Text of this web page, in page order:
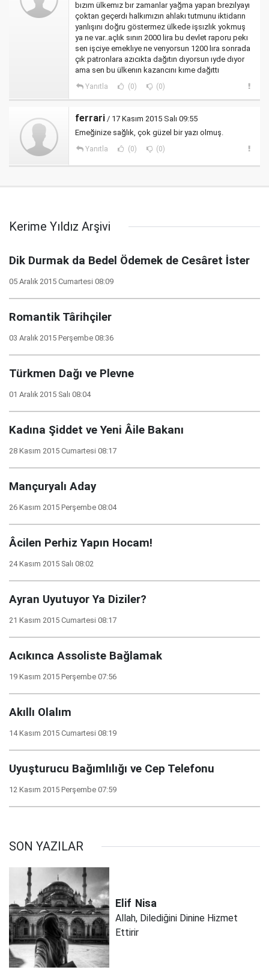
bızım ülkemız bır zamanlar yağma yapan brezılyayı
çoktan geçerdı halkımızın ahlakı tutmunu iktidarın
yanlışını doğru göstermez ülkede işsızlık yokmuş
ya ne var..açlık sınırı 2000 lira bu devlet raporu pekı
sen işciye emeklıye ne verıyorsun 1200 lıra sonrada
çık patronlara azıcıkta dağıtın dıyorsun ıyde dıyor
ama sen bu ülkenın kazancını kıme dağıttı
Yanıtla (0) (0)
ferrari / 17 Kasım 2015 Salı 09:55
Emeğinize sağlık, çok güzel bir yazı olmuş.
Yanıtla (0) (0)
Kerime Yıldız Arşivi
Dik Durmak da Bedel Ödemek de Cesâret İster
05 Aralık 2015 Cumartesi 08:09
Romantik Târihçiler
03 Aralık 2015 Perşembe 08:36
Türkmen Dağı ve Plevne
01 Aralık 2015 Salı 08:04
Kadına Şiddet ve Yeni Âile Bakanı
28 Kasım 2015 Cumartesi 08:17
Mançuryalı Aday
26 Kasım 2015 Perşembe 08:04
Âcilen Perhiz Yapın Hocam!
24 Kasım 2015 Salı 08:02
Ayran Uyutuyor Ya Diziler?
21 Kasım 2015 Cumartesi 08:17
Acıkınca Assoliste Bağlamak
19 Kasım 2015 Perşembe 07:56
Akıllı Olalım
14 Kasım 2015 Cumartesi 08:19
Uyuşturucu Bağımlılığı ve Cep Telefonu
12 Kasım 2015 Perşembe 07:59
SON YAZILAR
Elif Nisa
Allah, Dilediğini Dinine Hizmet
Ettirir